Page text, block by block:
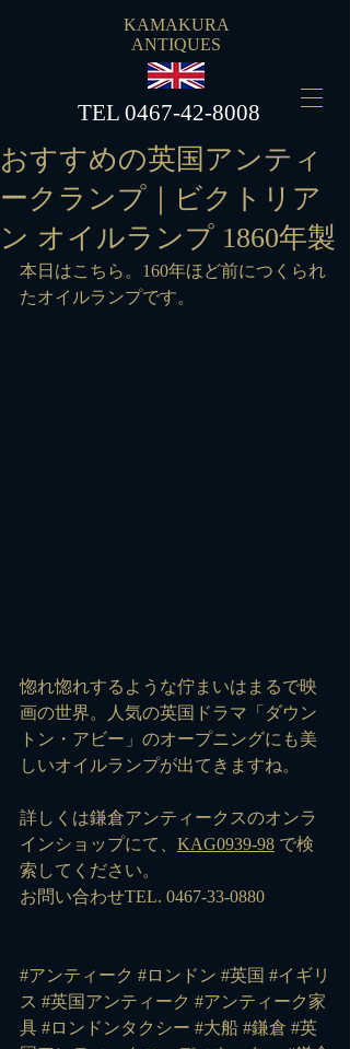
KAMAKURA
ANTIQUES
​TEL 0467-42-8008
おすすめの英国アンティ
ークランプ｜ビクトリア
ン オイルランプ 1860年製
本日はこちら。160年ほど前につくられ
たオイルランプです。
惚れ惚れするような佇まいはまるで映
画の世界。人気の英国ドラマ「ダウン
トン・アビー」のオープニングにも美
しいオイルランプが出てきますね。
詳しくは鎌倉アンティークスのオンラ
インショップにて、 KAG0939-98 で検
索してください。
お問い合わせTEL. 0467-33-0880
#アンティーク #ロンドン #英国 #イギリ
ス #英国アンティーク #アンティーク家
具 #ロンドンタクシー #大船 #鎌倉 #英